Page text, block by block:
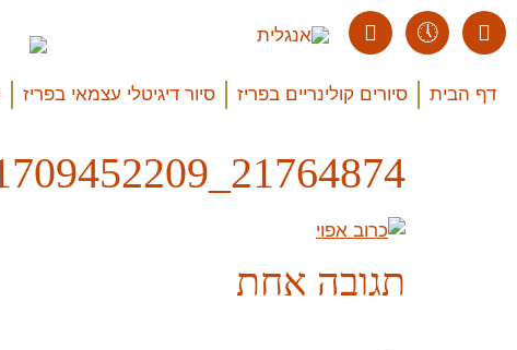
דף הבית סיורים קולינריים בפריז סיור דיגיטלי עצמאי בפריז
21764874_310171709452209_355971608652540395_n
תגובה אחת